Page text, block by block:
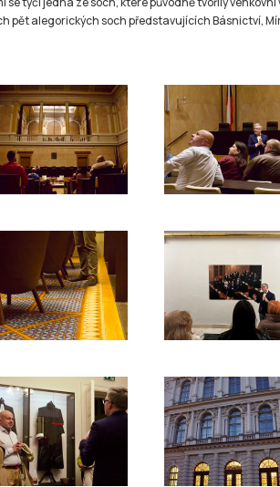
pět alegorických soch představujících Básnictví,